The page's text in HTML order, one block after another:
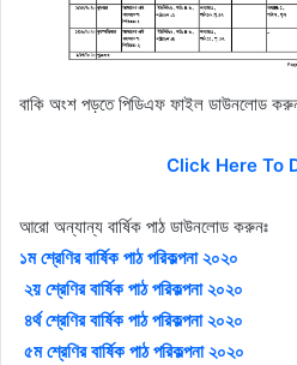
বাকি অংশ পড়তে পিডিএফ ফাইল ডাউনলোড
Click Here To
আরো অন্যান্য বার্ষিক পাঠ ডাউনলোড করুনঃ
১ম শ্রেণির বার্ষিক পাঠ পরিকল্পনা ২০২০
২য় শ্রেণির বার্ষিক পাঠ পরিকল্পনা ২০২০
৪র্থ শ্রেণির বার্ষিক পাঠ পরিকল্পনা ২০২০
৫ম শ্রেণির বার্ষিক পাঠ পরিকল্পনা ২০২০